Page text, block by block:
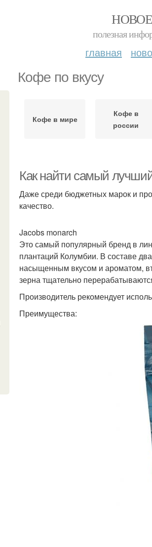
полезная
главная
Кофе по вкусу
Кофе в мире
Кофе в
россии
Как найти самый
Даже среди бюджетных марок и
качество.
Jacobs monarch
Это самый популярный бренд в
плантаций Колумбии. В составе
насыщенным вкусом и ароматом,
зерна тщательно
Производитель рекомендует
Преимущества: